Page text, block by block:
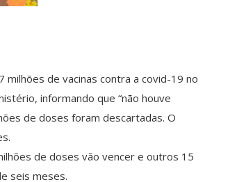
de vacinas contra a covid-19 no
informando que “não houve
de doses foram descartadas. O
de doses vão vencer e outros 15
seis meses.